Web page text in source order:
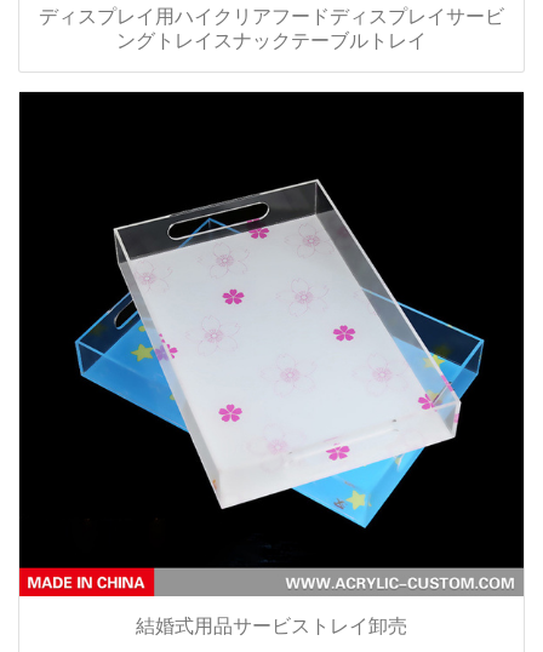
ディスプレイ用ハイクリアフードディスプレイサービ
ングトレイスナックテーブルトレイ
結婚式用品サービストレイ卸売